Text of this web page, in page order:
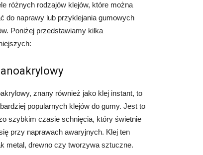
różnych rodzajów klejów, które można
do naprawy lub przyklejania gumowych
Poniżej przedstawiamy kilka
znany również jako klej instant, to
popularnych klejów do gumy. Jest to
szybkim czasie schnięcia, który świetnie
przy naprawach awaryjnych. Klej ten
metal, drewno czy tworzywa sztuczne.